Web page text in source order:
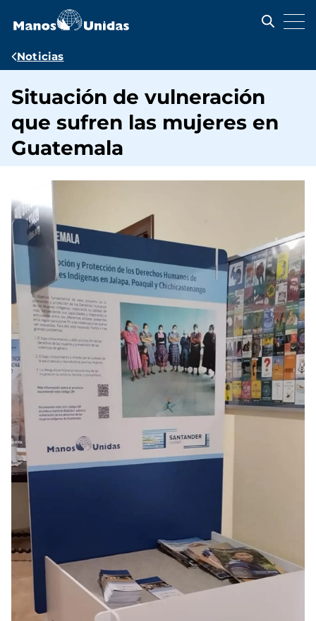
contenido
Ruta
navegación
Noticias
Situación de vulneración
que sufren las mujeres en
Guatemala